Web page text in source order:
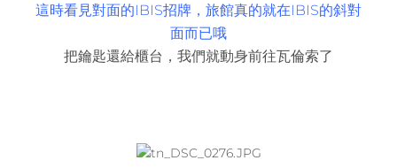
這時看見對面的IBIS招牌，旅館真的就在IBIS的斜對
面而已哦
把鑰匙還給櫃台，我們就動身前往瓦倫索了